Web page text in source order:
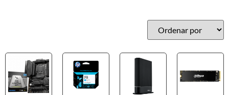
HP
Outros acessórios de informática